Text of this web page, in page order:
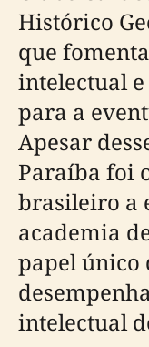
Histórico
que
intelectual
para a
Apesar
Paraíba foi
brasileiro a
academia
papel único
intelectual